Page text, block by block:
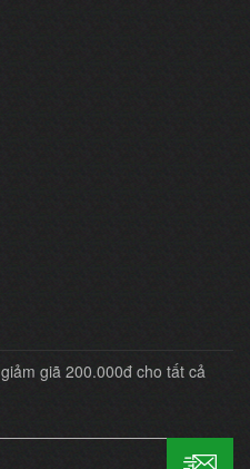
giã 200.000đ cho tất cả